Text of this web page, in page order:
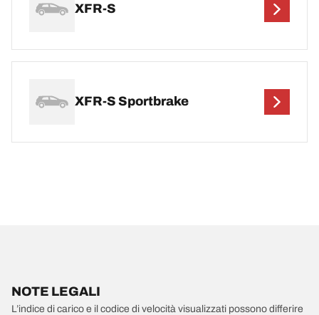
XFR-S
XFR-S Sportbrake
NOTE LEGALI
L’indice di carico e il codice di velocità visualizzati possono differire